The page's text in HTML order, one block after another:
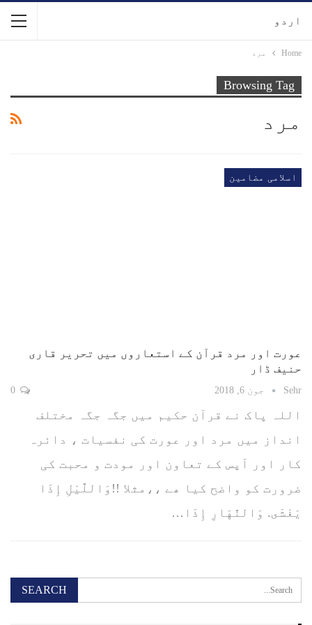
اردو
Home مرد
Browsing Tag
مرد
اسلامی مضامین
عورت اور مرد قرآن کے استعاروں میں تحریر قاری
حنیف ڈار
Sehr جون 6, 2018
اللہ پاک نے قرآن حکیم میں جگہ جگہ مختلف
انداز میں مرد اور عورت کی نفسیات ، دائرہ
کار اور آپس کے تعاون اور مودت و محبت کی
ضرورت کو واضح کیا ھے ،،مثلا !!وَاللَّيْلِ إِذَا
يَغْشَى. وَالنَّهَارِ إِذَا…